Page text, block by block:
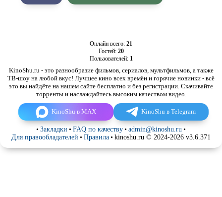
Онлайн всего: 21
Гостей: 20
Пользователей: 1
KinoShu.ru - это разнообразие фильмов, сериалов, мультфильмов, а также
ТВ-шоу на любой вкус! Лучшее кино всех времён и горячие новинки - всё
это вы найдёте на нашем сайте бесплатно и без регистрации. Скачивайте
торренты и наслаждайтесь высоким качеством видео.
KinoShu в MAX KinoShu в Telegram
• Закладки • FAQ по качеству • admin@kinoshu.ru •
Для правообладателей • Правила • kinoshu.ru © 2024-2026 v3.6.371